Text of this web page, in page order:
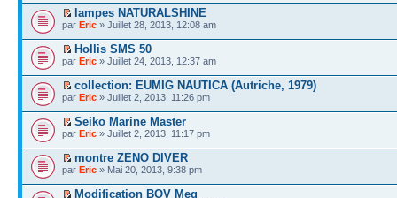
lampes NATURALSHINE
par Eric » Juillet 28, 2013, 12:08 am
Hollis SMS 50
par Eric » Juillet 24, 2013, 12:37 am
collection: EUMIG NAUTICA (Autriche, 1979)
par Eric » Juillet 2, 2013, 11:26 pm
Seiko Marine Master
par Eric » Juillet 2, 2013, 11:17 pm
montre ZENO DIVER
par Eric » Mai 20, 2013, 9:38 pm
Modification BOV Meg